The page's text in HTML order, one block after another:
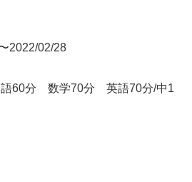
2022/02/28
語60分 数学70分 英語70分/中1